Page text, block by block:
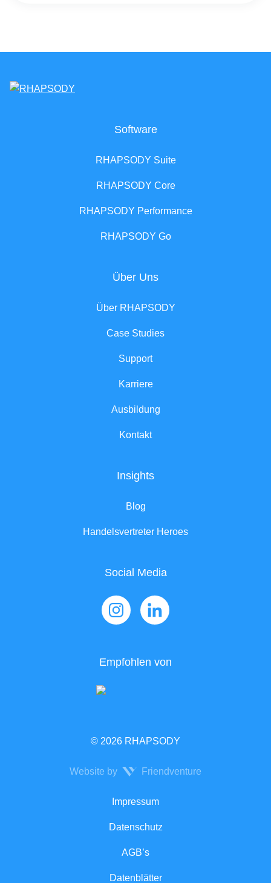
Software
RHAPSODY Suite
RHAPSODY Core
RHAPSODY Performance
RHAPSODY Go
Über Uns
Über RHAPSODY
Case Studies
Support
Karriere
Ausbildung
Kontakt
Insights
Blog
Handelsvertreter Heroes
Social Media
Empfohlen von
© 2026 RHAPSODY
Website by Friendventure
Impressum
Datenschutz
AGB’s
Datenblätter